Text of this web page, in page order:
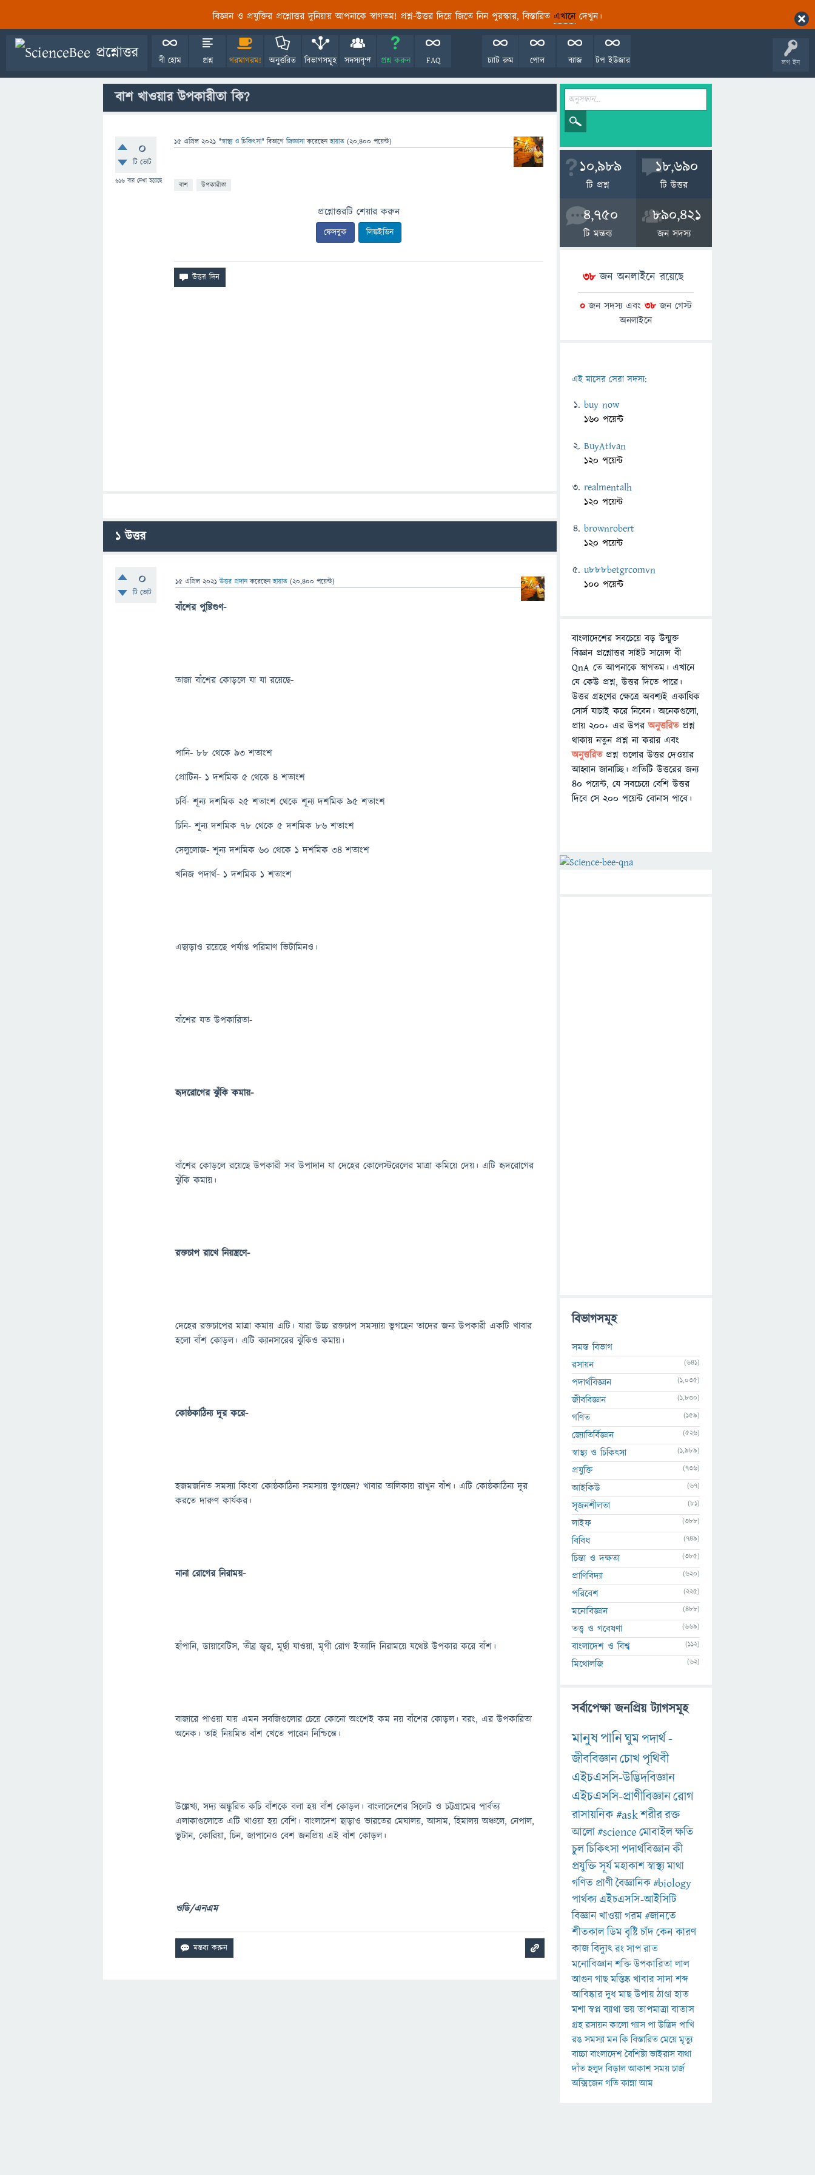
বিজ্ঞান ও প্রযুক্তির প্রশ্নোত্তর দুনিয়ায় আপনাকে স্বাগতম! প্রশ্ন-উত্তর দিয়ে জিতে নিন পুরস্কার, বিস্তারিত এখানেদেখুন।
লগ ইন
বী হোম প্রশ্ন গরমাগরম! অনুত্তরিত বিভাগসমূহ সদস্যবৃন্দ প্রশ্ন করুন FAQ টপ ইউজার
ব্যাজ
পোল
চ্যাট রুম
বাশ খাওয়ার উপকারীতা কি?
0
টি ভোট
616 বার দেখা হয়েছে
15 এপ্রিল 2021 "স্বাস্থ্য ও চিকিৎসা" বিভাগে জিজ্ঞাসাকরেছেনহায়াত (20,400 পয়েন্ট)
বাশ উপকারীতা
প্রশ্নোত্তরটি শেয়ার করুন
ফেসবুক লিঙ্কইডিন
1উত্তর
0
টি ভোট
15 এপ্রিল 2021 উত্তর প্রদান করেছেনহায়াত (20,400 পয়েন্ট)
বাঁশের পুষ্টিগুণ-
তাজা বাঁশের কোড়লে যা যা রয়েছে-
পানি- ৮৮ থেকে ৯৩ শতাংশ
প্রোটিন- ১ দশমিক ৫ থেকে ৪ শতাংশ
চর্বি- শূন্য দশমিক ২৫ শতাংশ থেকে শূন্য দশমিক ৯৫ শতাংশ
চিনি- শূন্য দশমিক ৭৮ থেকে ৫ দশমিক ৮৬ শতাংশ
সেলুলোজ- শূন্য দশমিক ৬০ থেকে ১ দশমিক ৩৪ শতাংশ
খনিজ পদার্থ- ১ দশমিক ১ শতাংশ
এছাড়াও রয়েছে পর্যাপ্ত পরিমাণ ভিটামিনও।
বাঁশের যত উপকারিতা-
হৃদরোগের ঝুঁকি কমায়-
বাঁশের কোড়লে রয়েছে উপকারী সব উপাদান যা দেহের কোলেস্টরেলের মাত্রা কমিয়ে দেয়। এটি হৃদরোগের
ঝুঁকি কমায়।
রক্তচাপ রাখে নিয়ন্ত্রণে-
দেহের রক্তচাপের মাত্রা কমায় এটি। যারা উচ্চ রক্তচাপ সমস্যায় ভুগছেন তাদের জন্য উপকারী একটি খাবার
হলো বাঁশ কোড়ল। এটি ক্যানসারের ঝুঁকিও কমায়।
কোষ্ঠকাঠিন্য দূর করে-
হজমজনিত সমস্যা কিংবা কোষ্ঠকাঠিন্য সমস্যায় ভুগছেন? খাবার তালিকায় রাখুন বাঁশ। এটি কোষ্ঠকাঠিন্য দূর
করতে দারুণ কার্যকর।
নানা রোগের নিরাময়-
হাঁপানি, ডায়াবেটিস, তীব্র জ্বর, মূর্ছা যাওয়া, মৃগী রোগ ইত্যাদি নিরাময়ে যথেষ্ট উপকার করে বাঁশ।
বাজারে পাওয়া যায় এমন সবজিগুলোর চেয়ে কোনো অংশেই কম নয় বাঁশের কোড়ল। বরং, এর উপকারিতা
অনেক। তাই নিয়মিত বাঁশ খেতে পারেন নিশ্চিন্তে।
উল্লেখ্য, সদ্য অঙ্কুরিত কচি বাঁশকে বলা হয় বাঁশ কোড়ল। বাংলাদেশের সিলেট ও চট্টগ্রামের পার্বত্য
এলাকাগুলোতে এটি খাওয়া হয় বেশি। বাংলাদেশ ছাড়াও ভারতের মেঘালয়, আসাম, হিমালয় অঞ্চলে, নেপাল,
ভুটান, কোরিয়া, চিন, জাপানেও বেশ জনপ্রিয় এই বাঁশ কোড়ল।
ওডি/এনএম
10,989
টি প্রশ্ন
18,690
টি উত্তর
4,750
টি মন্তব্য
890,421
জন সদস্য
38জন অনলাইনে রয়েছে
0 জন সদস্য এবং 38 জন গেস্ট
অনলাইনে
এই মাসের সেরা সদস্য:
buy now
160 পয়েন্ট
BuyAtivan
120 পয়েন্ট
realmentalh
120 পয়েন্ট
brownrobert
120 পয়েন্ট
u888betgrcomvn
100 পয়েন্ট
বাংলাদেশের সবচেয়ে বড় উন্মুক্ত
বিজ্ঞান প্রশ্নোত্তর সাইট সায়েন্স বী
QnA তে আপনাকে স্বাগতম। এখানে
যে কেউ প্রশ্ন, উত্তর দিতে পারে।
উত্তর গ্রহণের ক্ষেত্রে অবশ্যই একাধিক
সোর্স যাচাই করে নিবেন। অনেকগুলো,
প্রায় ২০০+ এর উপরঅনুত্তরিতপ্রশ্ন
থাকায় নতুন প্রশ্ন না করার এবং
অনুত্তরিত প্রশ্ন গুলোর উত্তর দেওয়ার
আহ্বান জানাচ্ছি। প্রতিটি উত্তরের জন্য
৪০ পয়েন্ট, যে সবচেয়ে বেশি উত্তর
দিবে সে ২০০ পয়েন্ট বোনাস পাবে।
বিভাগসমূহ
সমস্ত বিভাগ
রসায়ন
(641)
পদার্থবিজ্ঞান (1,035)
জীববিজ্ঞান (1,830)
গণিত (159)
জ্যোতির্বিজ্ঞান (526)
স্বাস্থ্য ও চিকিৎসা (1,989)
প্রযুক্তি (736)
আইকিউ (67)
সৃজনশীলতা (81)
লাইফ (388)
বিবিধ (749)
চিন্তা ও দক্ষতা (385)
প্রাণিবিদ্যা (620)
পরিবেশ (225)
মনোবিজ্ঞান (488)
তত্ত্ব ও গবেষণা (669)
বাংলাদেশ ও বিশ্ব (112)
মিথোলজি (62)
সর্বাপেক্ষা জনপ্রিয় ট্যাগসমূহ
মানুষপানিঘুমপদার্থ-
জীববিজ্ঞানচোখপৃথিবী
এইচএসসি-উদ্ভিদবিজ্ঞান
এইচএসসি-প্রাণীবিজ্ঞানরোগ
রাসায়নিক#askশরীররক্ত
আলো#scienceমোবাইলক্ষতি
চুলচিকিৎসাপদার্থবিজ্ঞানকী
প্রযুক্তিসূর্যমহাকাশস্বাস্থ্যমাথা
গণিত প্রাণীবৈজ্ঞানিক#biology
পার্থক্য এইচএসসি-আইসিটি
বিজ্ঞানখাওয়াগরম#জানতে
শীতকালডিমবৃষ্টিচাঁদকেনকারণ
কাজবিদ্যুৎরংসাপরাত
মনোবিজ্ঞানশক্তিউপকারিতালাল
আগুনগাছমস্তিষ্কখাবারসাদাশব্দ
আবিষ্কারদুধমাছউপায়ঠাণ্ডাহাত
মশাস্বপ্নব্যাথাভয়তাপমাত্রাবাতাস
গ্রহরসায়নকালোগ্যাসপাউদ্ভিদপাখি
রঙসমস্যামনকিবিস্তারিতমেয়েমৃত্যু
বাচ্চাবাংলাদেশবৈশিষ্ট্যভাইরাসব্যথা
দাঁতহলুদবিড়ালআকাশসময়চার্জ
অক্সিজেনগতিকান্নাআম